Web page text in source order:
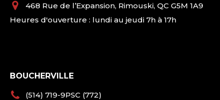
468 Rue de l’Expansion, Rimouski, QC G5M 1A9
Heures d'ouverture : lundi au jeudi 7h à 17h
BOUCHERVILLE
(514) 719-9PSC (772)